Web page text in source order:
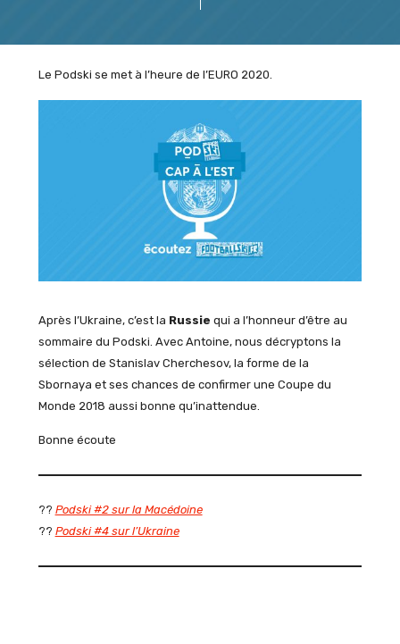
Le Podski se met à l’heure de l’EURO 2020.
Après l’Ukraine, c’est la Russie qui a l’honneur d’être au
sommaire du Podski. Avec Antoine, nous décryptons la
sélection de Stanislav Cherchesov, la forme de la
Sbornaya et ses chances de confirmer une Coupe du
Monde 2018 aussi bonne qu’inattendue.
Bonne écoute
?? Podski #2 sur la Macédoine
?? Podski #4 sur l’Ukraine